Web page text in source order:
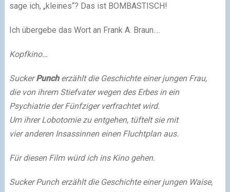
sage ich, „kleines“? Das ist BOMBASTISCH!
Ich übergebe das Wort an Frank A. Braun….
Kopfkino…
SuckerPuncherzählt die Geschichte einer jungen Frau,
die von ihrem Stiefvater wegen des Erbes in ein
Psychiatrie der Fünfziger verfrachtet wird.
Um ihrer Lobotomie zu entgehen, tüftelt sie mit
vier anderen Insassinnen einen Fluchtplan aus.
Für diesen Film würd ich ins Kino gehen.
Sucker Punch erzählt die Geschichte einer jungen Waise,